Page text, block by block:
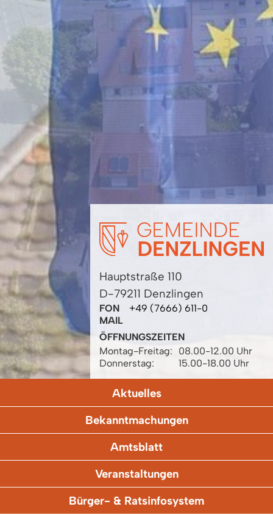
Hauptstraße 110
D-79211 Denzlingen
FON
+49 (7666) 611-0
MAIL
ÖFFNUNGSZEITEN
Montag-Freitag:
08.00-12.00 Uhr
Donnerstag:
15.00-18.00 Uhr
Aktuelles
Bekanntmachungen
Amtsblatt
Veranstaltungen
Bürger- & Ratsinfosystem